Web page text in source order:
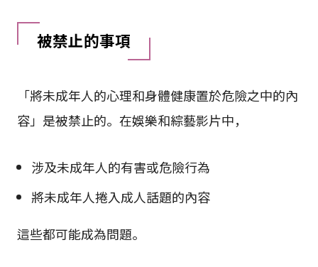
被禁止的事項
「將未成年人的心理和身體健康置於危險之中的內
容」是被禁止的。在娛樂和綜藝影片中，
涉及未成年人的有害或危險行為
將未成年人捲入成人話題的內容
這些都可能成為問題。